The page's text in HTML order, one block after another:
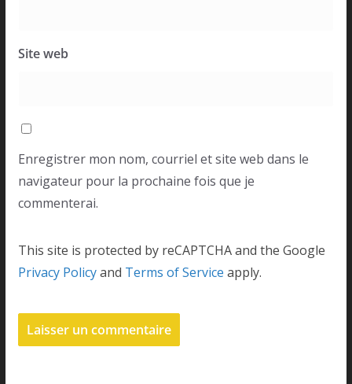
Site web
Enregistrer mon nom, courriel et site web dans le
navigateur pour la prochaine fois que je
commenterai.
This site is protected by reCAPTCHA and the Google
Privacy Policyand Terms of Service apply.